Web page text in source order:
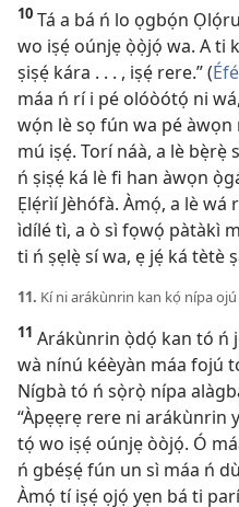
10 Tá a bá ń lo ọgbọ́n
wo iṣẹ́ oúnjẹ ọ̀ọ̀jọ́ wa. A ti
ṣiṣẹ́ kára . . . , iṣẹ́ rere.” (
máa ń rí i pé olóòótọ́ ni
wọ́n lè sọ fún wa pé
mú iṣẹ́. Torí náà, a lè bẹ̀rẹ̀
ń ṣiṣẹ́ ká lè fi han àwọn
Ẹlẹ́rìí Jèhófà. Àmọ́, a lè
ìdílé tì, a ò sì fọwọ́ pàtàkì
ti ń ṣẹlẹ̀ sí wa, ẹ jẹ́ ká tètè
11. Kí ni arákùnrin kan kọ́ nípa
11 Arákùnrin ọ̀dọ́ kan tó ń
wà nínú kéèyàn máa fojú
Nígbà tó ń sọ̀rọ̀ nípa
“Àpẹẹrẹ rere ni arákùnrin
tọ́ wo iṣẹ́ oúnjẹ òòjọ́. Ó
ń gbéṣẹ́ fún un sì máa ń
Àmọ́ tí iṣẹ́ ọjọ́ yẹn bá ti